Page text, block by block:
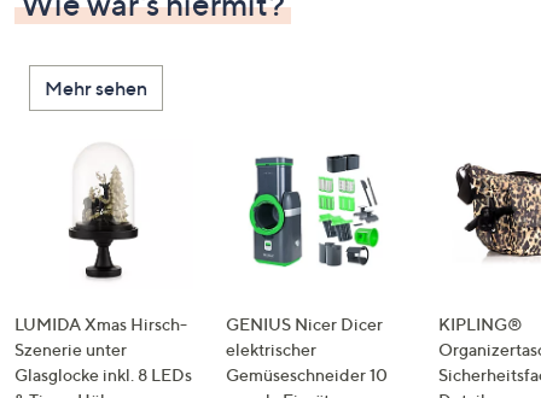
Mehr sehen
LUMIDA Xmas Hirsch-
Szenerie unter
Glasglocke inkl. 8 LEDs
GENIUS Nicer Dicer
elektrischer
Gemüseschneider 10
KIPLING®